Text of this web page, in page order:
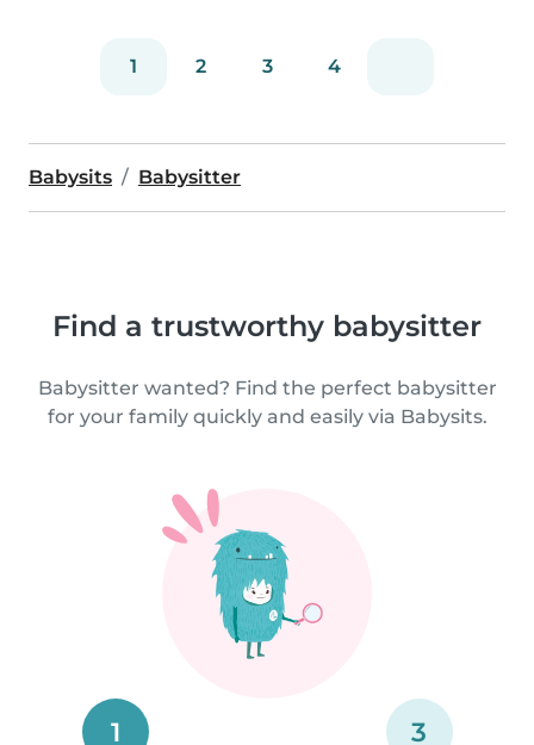
1 2 3 4
Babysits Babysitter
Find a trustworthy babysitter
Babysitter wanted? Find the perfect babysitter
for your family quickly and easily via Babysits.
1 3